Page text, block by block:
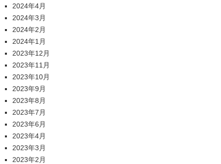
2024年4月
2024年3月
2024年2月
2024年1月
2023年12月
2023年11月
2023年10月
2023年9月
2023年8月
2023年7月
2023年6月
2023年4月
2023年3月
2023年2月